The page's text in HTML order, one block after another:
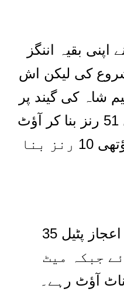
اپنی بقیہ اننگز
پر شروع کی لیکن اش
نسیم شاہ کی گیند پر
بولڈ ہوگئے۔ ٹام بلنڈل 51 رنز بنا کر آؤٹ
ہوئے اور کپتان ٹم ساؤتھی 10 رنز بنا
کھانے کے وقفے کے بعد اعجاز پٹیل 35
جبکہ میٹ